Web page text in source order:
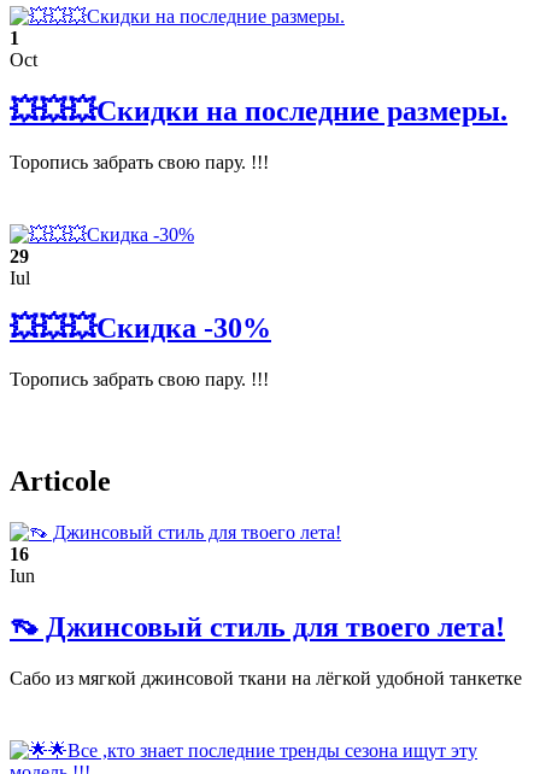
1
Oct
💥💥💥Скидки на последние размеры.
Торопись забрать свою пару. !!!
29
Iul
💥💥💥Скидка -30%
Торопись забрать свою пару. !!!
Articole
16
Iun
👡 Джинсовый стиль для твоего лета!
Сабо из мягкой джинсовой ткани на лёгкой удобной танкетке